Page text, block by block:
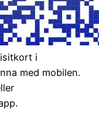
i
med mobilen.